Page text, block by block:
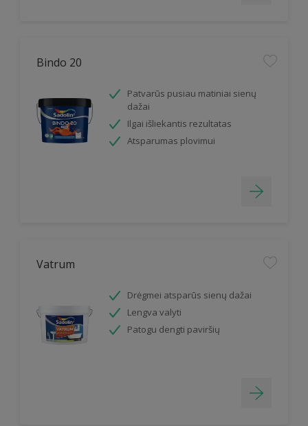
Bindo 20
Patvarūs pusiau matiniai sienų
dažai
Ilgai išliekantis rezultatas
Atsparumas plovimui
Vatrum
Drėgmei atsparūs sienų dažai
Lengva valyti
Patogu dengti paviršių